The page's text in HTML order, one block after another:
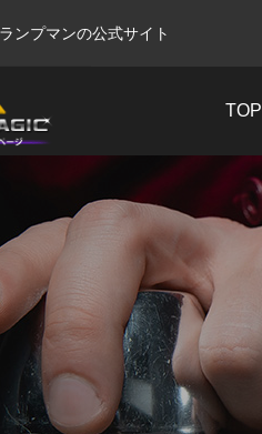
ンプマンの公式サイト
TOP